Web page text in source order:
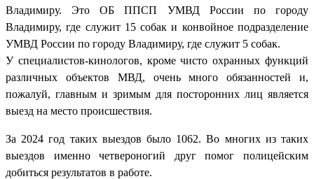
Владимиру. Это ОБ ППСП УМВД России по городу
Владимиру, где служит 15 собак и конвойное подразделение
УМВД России по городу Владимиру, где служит 5 собак.
У специалистов-кинологов, кроме чисто охранных функций
различных объектов МВД, очень много обязанностей и,
пожалуй, главным и зримым для посторонних лиц является
выезд на место происшествия.
За 2024 год таких выездов было 1062. Во многих из таких
выездов именно четвероногий друг помог полицейским
добиться результатов в работе.